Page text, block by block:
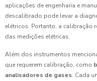
aplicações de engenharia e
descalibrado pode levar a
elétricos. Portanto, a calibração
das medições elétricas.
Além dos instrumentos
que requerem calibração, como
analisadores de gases. Cada